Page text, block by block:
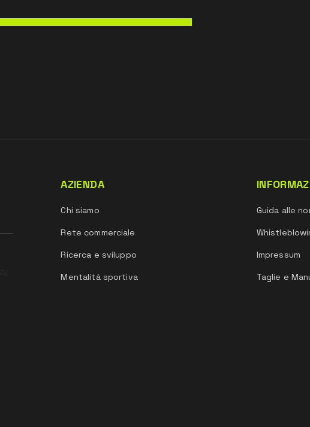
AZIENDA
Chi siamo
Rete commerciale
Ricerca e sviluppo
Mentalità sportiva
Guida alle
Impressum
Taglie e